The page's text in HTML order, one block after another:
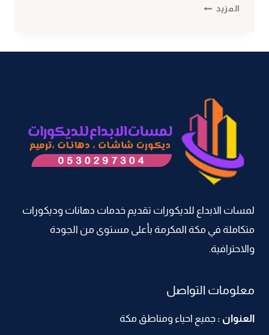
المزيد ديكورات
ت:
جبس
بورد
للشاشات
–
اشكال
شاشات
لمسات الابداع للديكورات تقديم خدمات دهانات وديكورات
متكاملة في مكة المكرمة بأعلى مستوى من الجودة
والاحترافية.
معلومات التواصل
العنوان : جميع احياء ومناطق مكة